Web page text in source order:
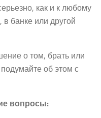
как и к любому
банке или другой
о том, брать или
об этом с
вопросы: